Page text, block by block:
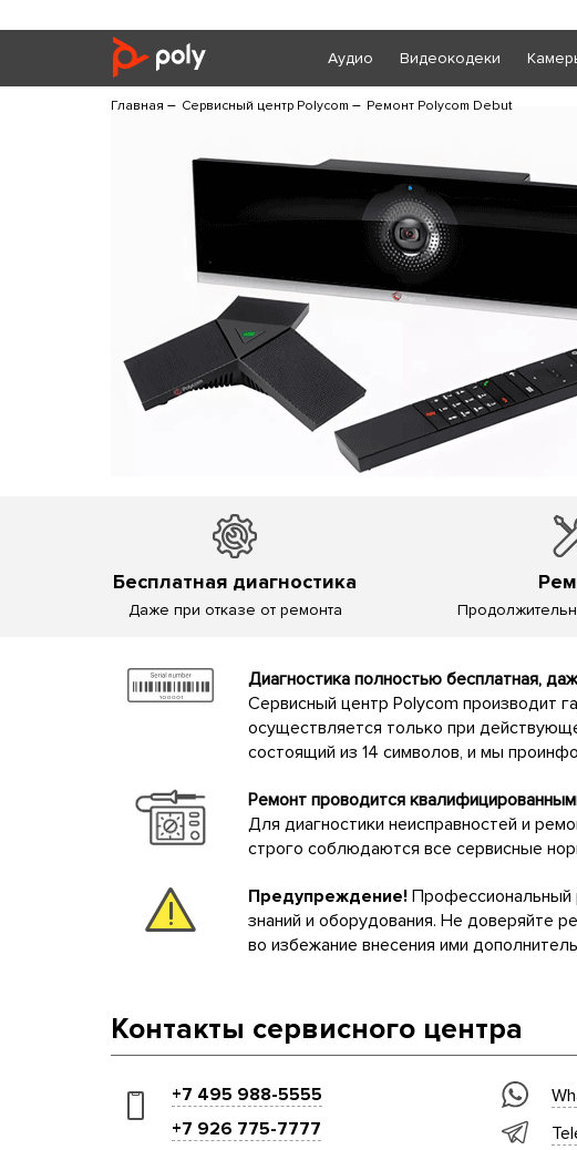
Аудио Видеокодеки
Главная – Сервисный центр Polycom – Ремонт Polycom Debut
Бесплатная диагностика
Даже при отказе от ремонта
Диагностика полностью бесплатная,
Сервисный центр Polycom производит
осуществляется только при
состоящий из 14 символов, и мы
Ремонт проводится
Для диагностики неисправностей и
строго соблюдаются все сервисные
Предупреждение! Профессиональный
знаний и оборудования. Не доверяйте
во избежание внесения ими
Контакты сервисного центра
+7 495 988-5555
+7 926 775-7777